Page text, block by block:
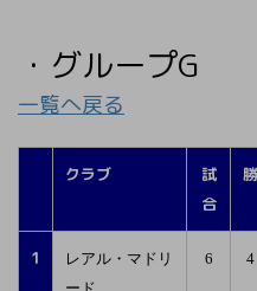
・グループG
一覧へ戻る
クラブ
試
合
勝
1
レアル・マドリ
6 4